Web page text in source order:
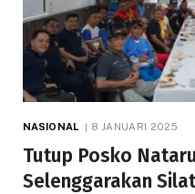
NASIONAL 8 JANUARI 2025
Tutup Posko
Selenggarakan